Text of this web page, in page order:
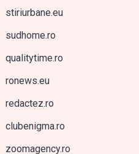
stiriurbane.eu
sudhome.ro
qualitytime.ro
ronews.eu
redactez.ro
clubenigma.ro
zoomagency.ro